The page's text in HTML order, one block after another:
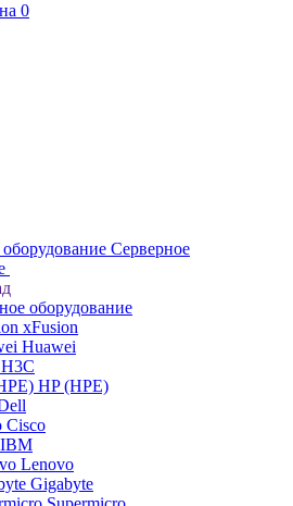
0
Серверное
оборудование
xFusion
Huawei
H3C
HP (HPE)
Cisco
IBM
Lenovo
Gigabyte